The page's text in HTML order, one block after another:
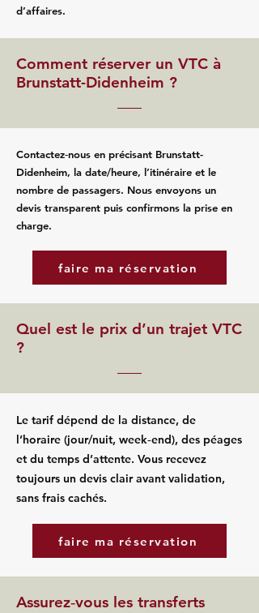
d’affaires.
Comment réserver un VTC à
Brunstatt-Didenheim ?
Contactez‑nous en précisant Brunstatt-
Didenheim, la date/heure, l’itinéraire et le
nombre de passagers. Nous envoyons un
devis transparent puis confirmons la prise en
charge.
faire ma réservation
Quel est le prix d’un trajet VTC
?
Le tarif dépend de la distance, de
l’horaire (jour/nuit, week‑end), des péages
et du temps d’attente. Vous recevez
toujours un devis clair avant validation,
sans frais cachés.
faire ma réservation
Assurez‑vous les transferts